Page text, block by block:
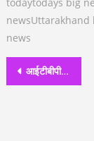
newsUttarakhand
news
Post
आईटीबीपी के हिमाद्री ट्रैकिंग अभियान-2025 को हरी झंडी दिखाकर मुख्यमंत्री ने किया रवाना